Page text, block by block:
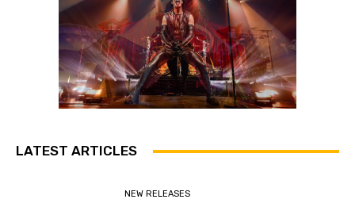
LATEST ARTICLES
NEW RELEASES